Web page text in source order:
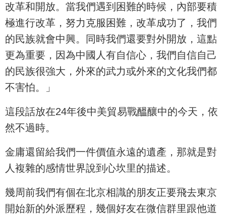
改革和開放。當我們遇到困難的時候，內部要積
極進行改革，努力克服困難，改革成功了，我們
的民族就會中興。同時我們還要對外開放，這點
更為重要，因為中國人有自信心，我們自信自己
的民族很強大，外來的武力或外來的文化我們都
不害怕。」
這段話放在24年後中美貿易戰醞釀中的今天，依
然不過時。
金庸還留給我們一件價值永遠的遺產，那就是對
人複雜的感情世界說到心坎里的描述。
幾周前我們有個在北京相識的朋友正要飛去東京
開始新的外派歷程，幾個好友在微信群里跟他道